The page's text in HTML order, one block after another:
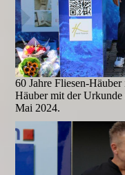
60 Jahre Fliesen-
Häuber mit der
Mai 2024.